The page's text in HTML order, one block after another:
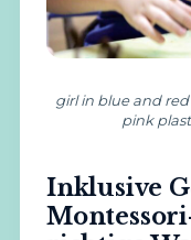
girl in blue and
pink
Inklusive